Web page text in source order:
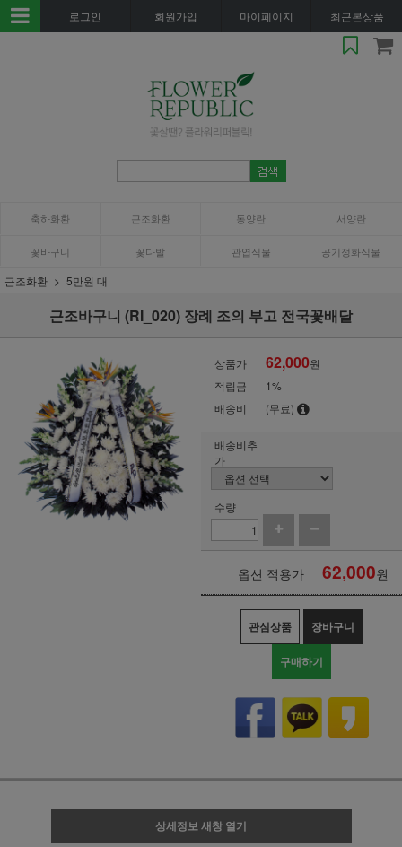
로그인 회원가입 마이페이지 최근본상품
축하화환 근조화환 동양란 서양란
꽃바구니 꽃다발 관엽식물 공기정화식물
근조화환 5만원 대
근조바구니 (RI_020) 장례 조의 부고 전국꽃배달
상품가 62,000원
적립금
1%
배송비
(무료)
배송비추
가
수량
옵션 적용가 62,000원
관심상품 장바구니
구매하기
상세정보 새창 열기